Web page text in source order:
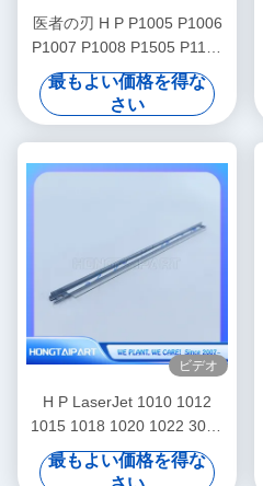
医者の刃 H P P1005 P1006
P1007 P1008 P1505 P1102
P1566 M12 M201 M125
M1120 M1522
最もよい価格を得な
さい
ビデオ
H P LaserJet 1010 1012
1015 1018 1020 1022 3010
3020 3030 3050 3052 3055
M1005 M1319f カノン
最もよい価格を得な